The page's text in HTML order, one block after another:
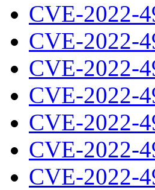
CVE-2022-
CVE-2022-
CVE-2022-
CVE-2022-
CVE-2022-
CVE-2022-
CVE-2022-